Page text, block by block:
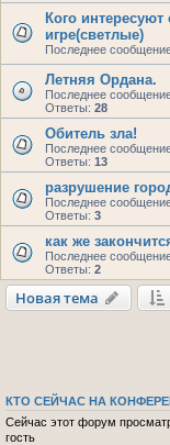
Кого
игре(светлые)
Последнее
Летняя Ордана.
Последнее
Ответы: 28
Обитель зла!
Последнее
Ответы: 13
разрушение
Последнее
Ответы: 3
как же
Последнее
Ответы: 2
Новая тема
КТО СЕЙЧАС НА
Сейчас этот форум
гость